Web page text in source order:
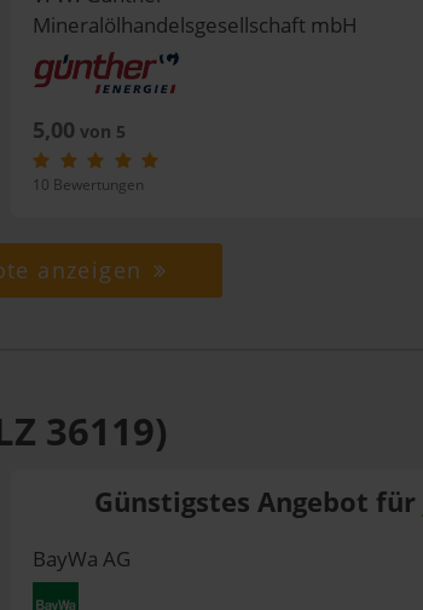
Mineralölhandelsgesellschaft mbH
5,00 von 5
10 Bewertungen
anzeigen
36119)
Günstigstes Angebot für
BayWa AG